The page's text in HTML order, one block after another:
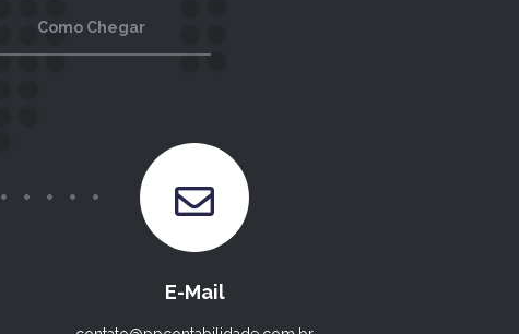
Como Chegar
E-Mail